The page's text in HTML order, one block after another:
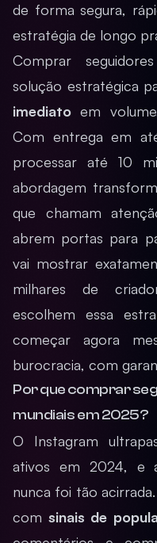
de forma segura,
estratégia de longo
Comprar
solução estratégica
imediato em
Com entrega em
processar até 10
abordagem
que chamam
abrem portas para
vai mostrar
milhares de
escolhem essa
começar agora
burocracia, com
Por que comprar
mundiais em 2025?
O Instagram
ativos em 2024, e
nunca foi tão
com sinais de